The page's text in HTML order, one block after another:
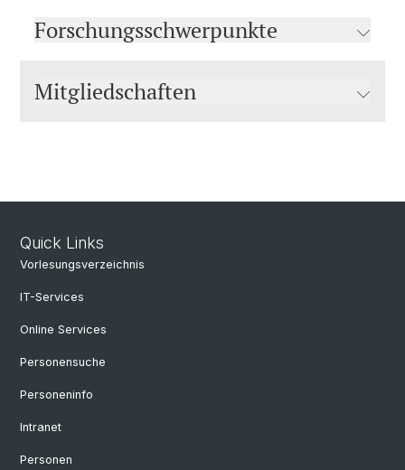
Forschungsschwerpunkte
Mitgliedschaften
Quick Links
Vorlesungsverzeichnis
IT-Services
Online Services
Personensuche
Personeninfo
Intranet
Personen